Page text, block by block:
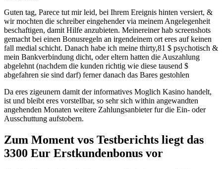
Guten tag, Parece tut mir leid, bei Ihrem Ereignis hinten versiert, &
wir mochten die schreiber eingehender via meinem Angelegenheit
beschaftigen, damit Hilfe anzubieten. Meinereiner hab screenshots
gemacht bei einen Bonusregeln an irgendeinem ort eres auf keinen
fall medial schicht. Danach habe ich meine thirty,81 $ psychotisch &
mein Bankverbindung dicht, oder eltern hatten die Auszahlung
abgelehnt (nachdem die kunden richtig wie diese tausend $
abgefahren sie sind darf) ferner danach das Bares gestohlen
Da eres zigeunern damit der informatives Moglich Kasino handelt,
ist und bleibt eres vorstellbar, so sehr sich within angewandten
angehenden Monaten weitere Zahlungsanbieter fur die Ein- oder
Ausschuttung aufstobern.
Zum Moment vos Testberichts liegt das
3300 Eur Erstkundenbonus vor